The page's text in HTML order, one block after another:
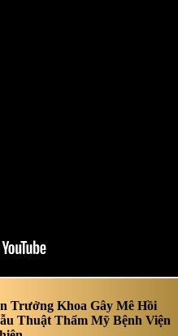
Trưởng Khoa Gây Mê Hồi
Thuật Thẩm Mỹ Bệnh Viện